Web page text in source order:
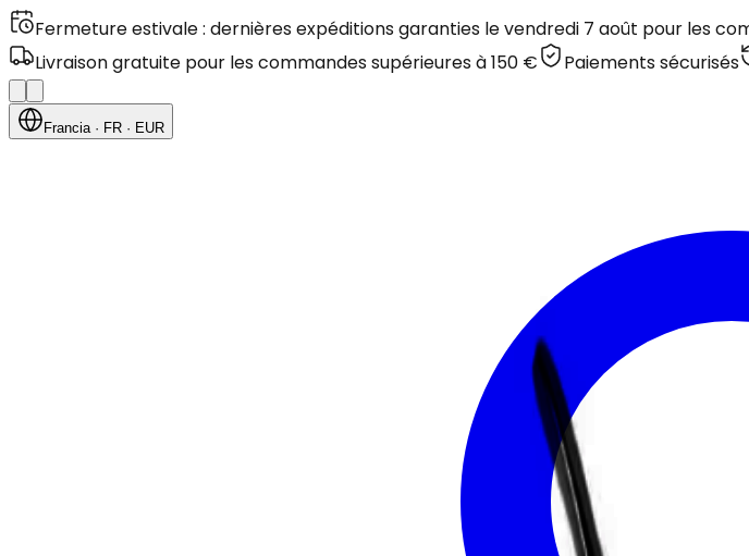
Fermeture estivale : dernières expéditions garanties le vendredi 7 août pour les
Livraison gratuite pour les commandes supérieures à 150 €
Paiements sécurisés
Francia· FR · EUR